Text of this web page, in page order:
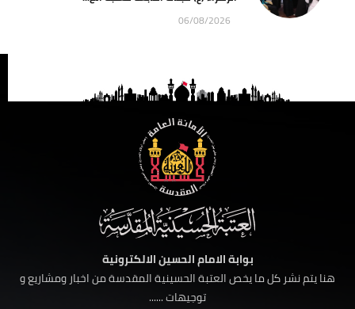
06/08/2026
بوابة الامام الحسين الالكترونية
هنا يتم نشر كل ما يخص العتبة الحسينية المقدسة من اخبار ومشاريع و
توجيهات ......